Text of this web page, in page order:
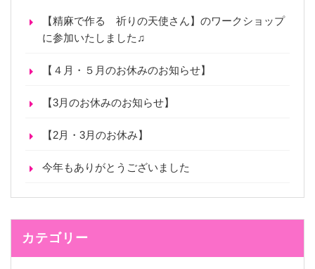
【精麻で作る 祈りの天使さん】のワークショップ
に参加いたしました♫
【４月・５月のお休みのお知らせ】
【3月のお休みのお知らせ】
【2月・3月のお休み】
今年もありがとうございました
カテゴリー